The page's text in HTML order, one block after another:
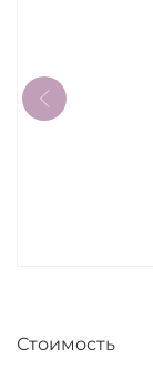
Стоимость